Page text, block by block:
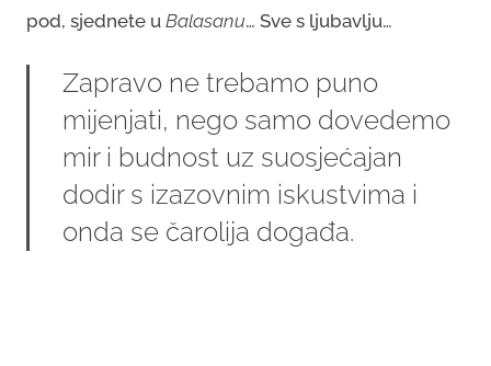
pod, sjednete u Balasanu… Sve s ljubavlju…
Zapravo ne trebamo puno
mijenjati, nego samo dovedemo
mir i budnost uz suosjećajan
dodir s izazovnim iskustvima i
onda se čarolija događa.